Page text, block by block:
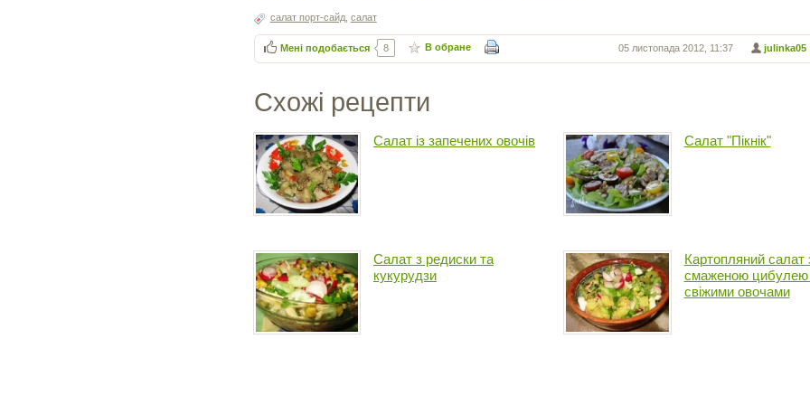
салат порт-сайд, салат
julinka05
05 листопада 2012, 11:37
Мені подобається 8 В обране
Схожі рецепти
Салат із запечених овочів Салат "Пікнік"
Салат з редиски та
кукурудзи
Картопляний салат
смаженою цибулею
свіжими овочами